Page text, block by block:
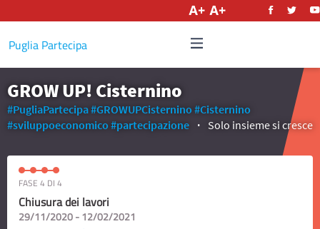
Puglia Partecipa
GROW UP! Cisternino
#PugliaPartecipa#GROWUPCisternino #Cisternino
#sviluppoeconomico #partecipazione Solo insieme si cresce
FASE 4 DI 4
Chiusura dei lavori
29/11/2020 - 12/02/2021